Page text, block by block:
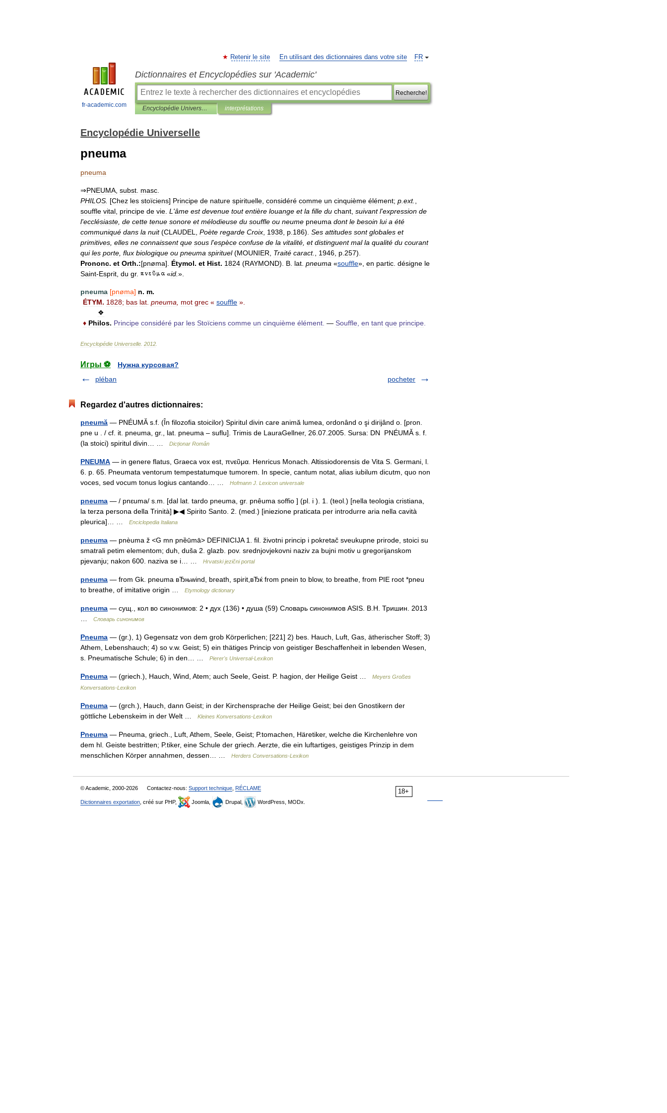
fr-academic.com
FR
Retenir le site En utilisant des dictionnaires dans votre site
Dictionnaires et Encyclopédies sur 'Academic'
Recherche!
Encyclopédie Universelle interprétations
Encyclopédie Universelle
pneuma
pneuma
⇒PNEUMA subst masc
PHILOS [Chez les stoïciens] Principe de nature spirituelle considéré comme un cinquième élément; p ext.
souffle vital principe de vie L 'âme est devenue tout entière louange et la fille du chant suivant l'expression de
l'ecclésiaste de cette tenue sonore et mélodieuse du souffle ou neume pneuma dont le besoin lui a été
communiqué dans la nuit(CLAUDEL Poète regarde Croix 1938 p 186). Ses attitudes sont globales et
primitives elles ne connaissent que sous l'espèce confuse de la vitalité et distinguent mal la qualité du courant
qui les porte flux biologique ou pneuma spirituel(MOUNIER Traité caract. 1946 p 257).
Prononc. et Orth.:[pnøma]. Étymol. et Hist. 1824 (RAYMOND). B lat pneuma «souffle», en partic désigne le
Saint-Esprit du gr. «id ».
pneuma [pnøma] n. m.
ÉTYM. 1828; bas lat pneuma mot grec « souffle ».
❖
♦ Philos. Principe considéré par les Stoïciens comme un cinquième élément — Souffle en tant que principe
Encyclopédie Universelle 2012
Игры ⚽
Нужна курсовая?
pléban
pocheter
Regardez d'autres dictionnaires:
pneumă — PNÉUMĂ s.f. (În filozofia stoicilor) Spiritul divin care animă lumea, ordonând o şi dirijând o. [pron.
pne u . / cf. it. pneuma, gr., lat. pneuma – suflu]. Trimis de LauraGellner, 26.07.2005. Sursa: DN PNÉUMĂ s. f.
(la stoici) spiritul divin… …
Dicționar Român
PNEUMA — in genere flatus, Graeca vox est, πνεῦμα. Henricus Monach. Altissiodorensis de Vita S. Germani, l.
6. p. 65. Pneumata ventorum tempestatumque tumorem. In specie, cantum notat, alias iubilum dicutm, quo non
voces, sed vocum tonus logius cantando… …
Hofmann J. Lexicon universale
pneuma — / pnɛuma/ s.m. [dal lat. tardo pneuma, gr. pnêuma soffio ] (pl. i ). 1. (teol.) [nella teologia cristiana,
la terza persona della Trinità] ▶◀ Spirito Santo. 2. (med.) [iniezione praticata per introdurre aria nella cavità
pleurica]… …
Enciclopedia Italiana
pneuma — pnèuma ž <G mn pnȅūmā> DEFINICIJA 1. fil. životni princip i pokretač sveukupne prirode, stoici su
smatrali petim elementom; duh, duša 2. glazb. pov. srednjovjekovni naziv za bujni motiv u gregorijanskom
pjevanju; nakon 600. naziva se i… …
Hrvatski jezični portal
pneuma — from Gk. pneuma вЂњwind, breath, spirit,вЂќ from pnein to blow, to breathe, from PIE root *pneu
to breathe, of imitative origin …
Etymology dictionary
pneuma — сущ., кол во синонимов: 2 • дух (136) • душа (59) Словарь синонимов ASIS. В.Н. Тришин. 2013
Словарь синонимов
Pneuma — (gr.), 1) Gegensatz von dem grob Körperlichen; [221] 2) bes. Hauch, Luft, Gas, ätherischer Stoff; 3)
Athem, Lebenshauch; 4) so v.w. Geist; 5) ein thätiges Princip von geistiger Beschaffenheit in lebenden Wesen,
s. Pneumatische Schule; 6) in den… …
Pierer's Universal-Lexikon
Pneuma — (griech.), Hauch, Wind, Atem; auch Seele, Geist. P. hagion, der Heilige Geist …
Meyers Großes
Konversations-Lexikon
Pneuma — (grch.), Hauch, dann Geist; in der Kirchensprache der Heilige Geist; bei den Gnostikern der
göttliche Lebenskeim in der Welt …
Kleines Konversations-Lexikon
Pneuma — Pneuma, griech., Luft, Athem, Seele, Geist; P.tomachen, Häretiker, welche die Kirchenlehre von
dem hl. Geiste bestritten; P.tiker, eine Schule der griech. Aerzte, die ein luftartiges, geistiges Prinzip in dem
menschlichen Körper annahmen, dessen… …
Herders Conversations-Lexikon
18+
© Academic, 2000-2026 Contactez-nous: Support technique RÉCLAME
Dictionnaires exportation , créé sur PHP, Joomla, Drupal, WordPress, MODx.